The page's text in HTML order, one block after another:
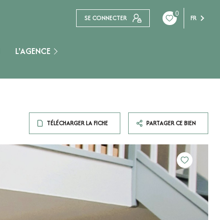
SE CONNECTER 0 FR
L'AGENCE
TÉLÉCHARGER LA FICHE PARTAGER CE BIEN